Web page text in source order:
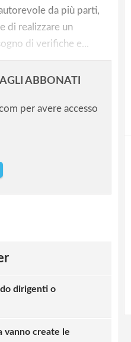
da più parti,
di realizzare un
di verifiche e...
ABBONATI
per avere accesso
dirigenti o
vanno create le